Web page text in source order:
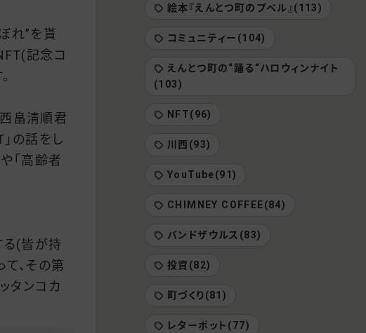
れ”を貰
記念コ
畠清順君
の話をし
「高齢者
る(皆が持
、その第
タンコカ
絵本『えんとつ町のプペル』(113)
コミュニティー(104)
えんとつ町の“踊る“ハロウィンナイト
(103)
NFT(96)
川西(93)
YouTube(91)
CHIMNEY COFFEE(84)
バンドザウルス(83)
投資(82)
町づくり(81)
レターポット(77)